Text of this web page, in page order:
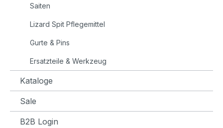
Saiten
Lizard Spit Pflegemittel
Gurte & Pins
Ersatzteile & Werkzeug
Kataloge
Sale
B2B Login